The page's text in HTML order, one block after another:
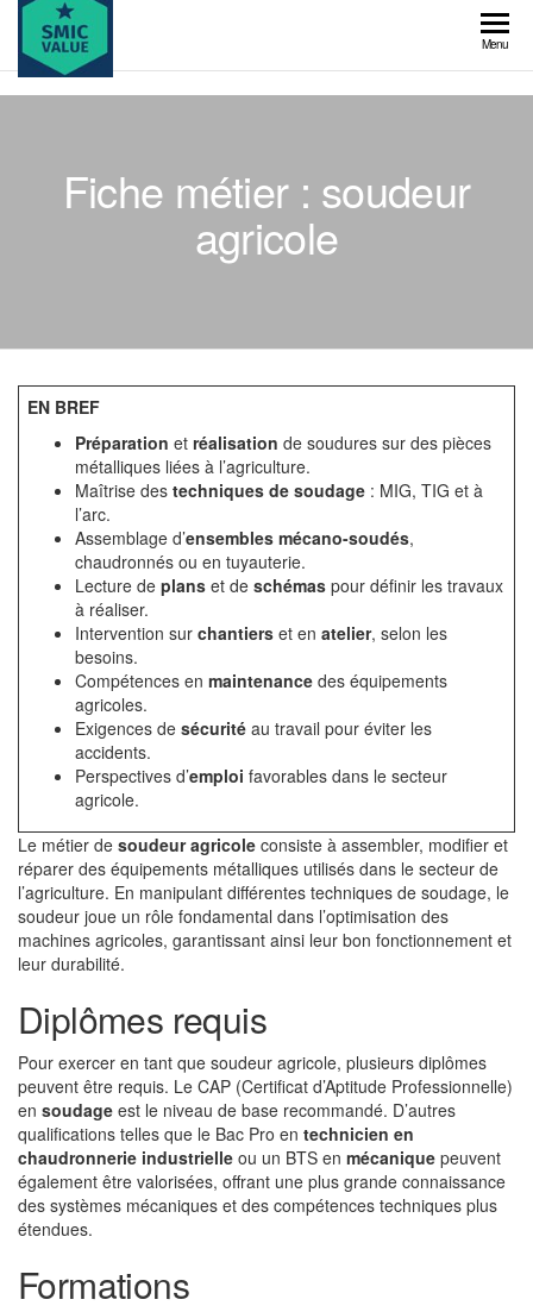
Skip
the
content
value
Menu
Fiche métier : soudeur
agricole
EN BREF
Préparation et réalisation de soudures sur des pièces
métalliques liées à l’agriculture.
Maîtrise des techniques de soudage : MIG, TIG et à
l’arc.
Assemblage d’ensembles mécano-soudés,
chaudronnés ou en tuyauterie.
Lecture de plans et de schémas pour définir les travaux
à réaliser.
Intervention sur chantiers et en atelier, selon les
besoins.
Compétences en maintenance des équipements
agricoles.
Exigences de sécurité au travail pour éviter les
accidents.
Perspectives d’emploi favorables dans le secteur
agricole.
Le métier de soudeur agricole consiste à assembler, modifier et
réparer des équipements métalliques utilisés dans le secteur de
l’agriculture. En manipulant différentes techniques de soudage, le
soudeur joue un rôle fondamental dans l’optimisation des
machines agricoles, garantissant ainsi leur bon fonctionnement et
leur durabilité.
Diplômes requis
Pour exercer en tant que soudeur agricole, plusieurs diplômes
peuvent être requis. Le CAP (Certificat d’Aptitude Professionnelle)
en soudage est le niveau de base recommandé. D’autres
qualifications telles que le Bac Pro en technicien en
chaudronnerie industrielle ou un BTS en mécanique peuvent
également être valorisées, offrant une plus grande connaissance
des systèmes mécaniques et des compétences techniques plus
étendues.
Formations